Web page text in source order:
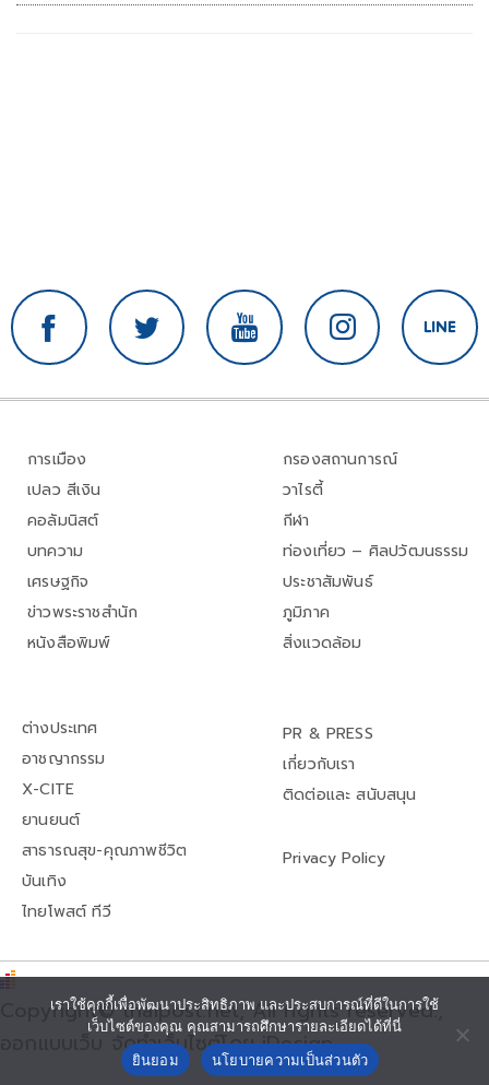
การเมือง
เปลว สีเงิน
คอลัมนิสต์
บทความ
เศรษฐกิจ
ข่าวพระราชสำนัก
หนังสือพิมพ์
กรองสถานการณ์
วาไรตี้
กีฬา
ท่องเที่ยว – ศิลปวัฒนธรรม
ประชาสัมพันธ์
ภูมิภาค
สิ่งแวดล้อม
ต่างประเทศ
อาชญากรรม
X-CITE
ยานยนต์
สาธารณสุข-คุณภาพชีวิต
บันเทิง
ไทยโพสต์ ทีวี
PR & PRESS
เกี่ยวกับเรา
ติดต่อและ สนับสนุน
Privacy Policy
Copyright© thaipost.net, All rights reserved.,
ออกแบบเว็บ จัดทำเว็บไซต์โดย iDesign
เราใช้คุกกี้เพื่อพัฒนาประสิทธิภาพ และประสบการณ์ที่ดีในการใช้
เว็บไซต์ของคุณ คุณสามารถศึกษารายละเอียดได้ที่นี่
ยินยอม
นโยบายความเป็นส่วนตัว